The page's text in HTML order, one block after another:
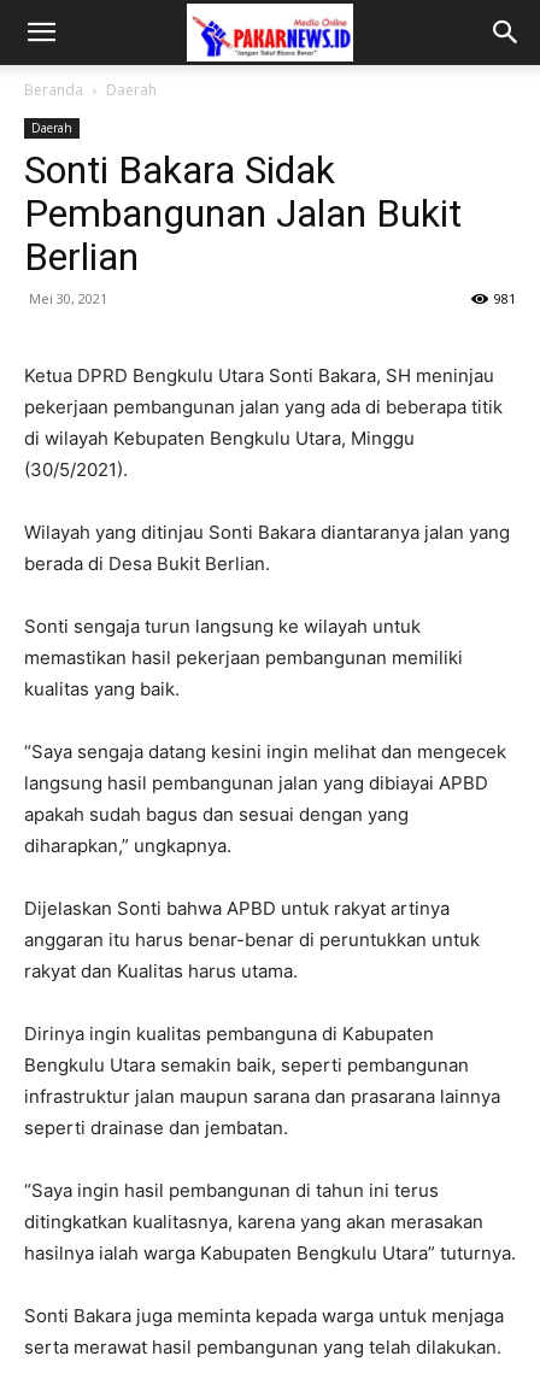
Beranda Daerah
Daerah
Sonti Bakara Sidak
Pembangunan Jalan Bukit
Berlian
Mei 30, 2021 981
Ketua DPRD Bengkulu Utara Sonti Bakara, SH meninjau
pekerjaan pembangunan jalan yang ada di beberapa titik
di wilayah Kebupaten Bengkulu Utara, Minggu
(30/5/2021).
Wilayah yang ditinjau Sonti Bakara diantaranya jalan yang
berada di Desa Bukit Berlian.
Sonti sengaja turun langsung ke wilayah untuk
memastikan hasil pekerjaan pembangunan memiliki
kualitas yang baik.
“Saya sengaja datang kesini ingin melihat dan mengecek
langsung hasil pembangunan jalan yang dibiayai APBD
apakah sudah bagus dan sesuai dengan yang
diharapkan,” ungkapnya.
Dijelaskan Sonti bahwa APBD untuk rakyat artinya
anggaran itu harus benar-benar di peruntukkan untuk
rakyat dan Kualitas harus utama.
Dirinya ingin kualitas pembanguna di Kabupaten
Bengkulu Utara semakin baik, seperti pembangunan
infrastruktur jalan maupun sarana dan prasarana lainnya
seperti drainase dan jembatan.
“Saya ingin hasil pembangunan di tahun ini terus
ditingkatkan kualitasnya, karena yang akan merasakan
hasilnya ialah warga Kabupaten Bengkulu Utara” tuturnya.
Sonti Bakara juga meminta kepada warga untuk menjaga
serta merawat hasil pembangunan yang telah dilakukan.